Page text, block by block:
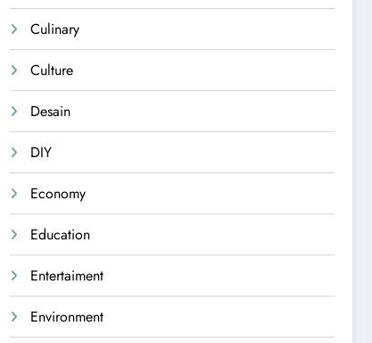
Culinary
Culture
Desain
DIY
Economy
Education
Entertaiment
Environment